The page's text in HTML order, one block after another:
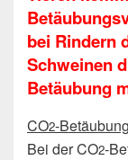
bei Rindern
Schweinen
Betäubung
CO2-Betäubung
Bei der CO2-